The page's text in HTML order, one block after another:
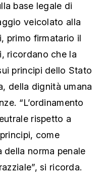
base legale di
veicolato alla
primo firmatario il
ricordano che la
principi dello Stato
della dignità umana
“L’ordinamento
rispetto a
come
della norma penale
si ricorda.